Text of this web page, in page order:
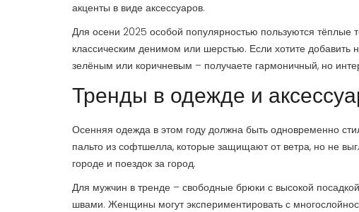
акценты в виде аксессуаров.
Для осени 2025 особой популярностью пользуются тёплые
классическим денимом или шерстью. Если хотите добавить
зелёным или коричневым – получаете гармоничный, но
Тренды в одежде и
Осенняя одежда в этом году должна быть одновременно
пальто из софтшелла, которые защищают от ветра, но не
городе и поездок за город.
Для мужчин в тренде – свободные брюки с высокой
швами. Женщины могут экспериментировать с